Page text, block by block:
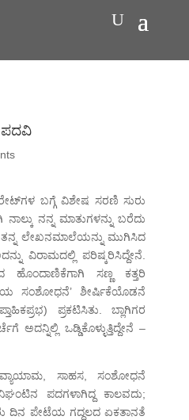
ಪದವಿ
ಬಗ್ಗೆ ವಿಶೇಷ ಸರಣಿ ಸುರು
ನನ್ನ ಮಾತುಗಳನ್ನು ಬರೆದು
ಲೇಖನಮಾಲೆಯನ್ನು ಮುಗಿಸಿದ
ವಿರಾಮದಲ್ಲಿ ಪರಿಷ್ಕರಿಸಿದ್ದೇನೆ.
ಹೊಂದಾಣಿಕೆಗಾಗಿ ಸಣ್ಣ ಕತ್ತರಿ
ಸಂಶೋಧನೆ’ ಶೀರ್ಷಿಕೆಯೊಡನೆ
ಪ್ರಕಟಿಸಿತು. ಬ್ಲಾಗಿಗರ
ಅದನ್ನಿಲ್ಲಿ ಒಡ್ಡಿಕೊಳ್ಳುತ್ತಿದ್ದೇನೆ –
ವ್ಯಾಯಾಮ, ಸಾಹಸ, ಸಂಶೋಧನೆ
ಪದಗಳಾಗಿದ್ದ ಕಾಲವದು;
ದಿನ ಪೇಟೆಯ ಗದ್ದಲದ ಏಕತಾನತೆ